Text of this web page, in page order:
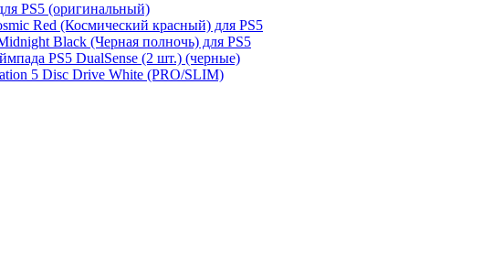
PS5 (оригинальный)
Red (Космический красный) для PS5
Black (Черная полночь) для PS5
PS5 DualSense (2 шт.) (черные)
5 Disc Drive White (PRO/SLIM)